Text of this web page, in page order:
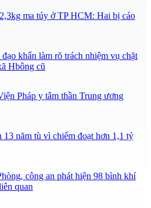
ma túy ở TP HCM: Hai bị cáo
khẩn làm rõ trách nhiệm vụ chặt
Hbông cũ
Pháp y tâm thần Trung ương
năm tù vì chiếm đoạt hơn 1,1 tỷ
công an phát hiện 98 bình khí
quan